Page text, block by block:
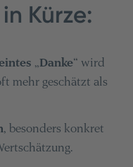
Kürze:
„Danke“ wird
mehr geschätzt als
, besonders konkret